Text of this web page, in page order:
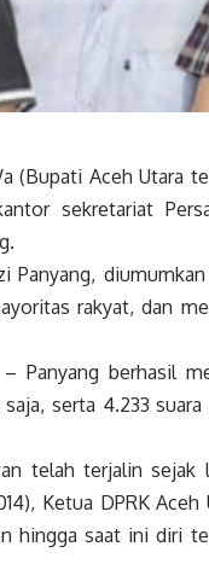
(Bupati Aceh Utara
sekretariat
Panyang,
rakyat, dan
Panyang berhasil
serta 4.233
telah terjalin sejak
Ketua DPRK Aceh
hingga saat ini diri